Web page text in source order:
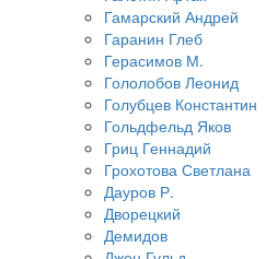
Гамарский Андрей
Гаранин Глеб
Герасимов М.
Гололобов Леонид
Голубцев Константин
Гольдфельд Яков
Гриц Геннадий
Грохотова Светлана
Дауров Р.
Дворецкий
Демидов